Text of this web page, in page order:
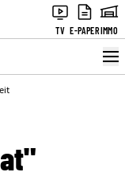
TV E-PAPERIMMO